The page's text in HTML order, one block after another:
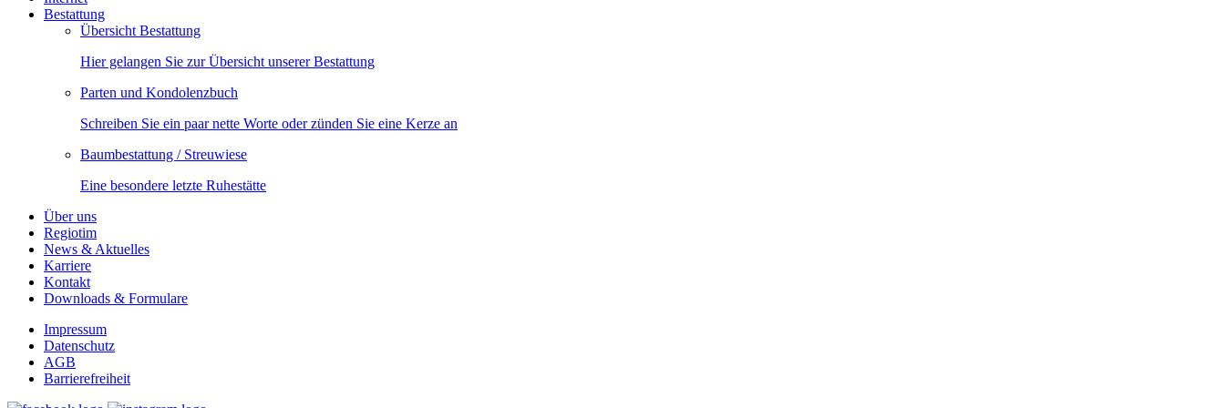
Bestattung
Übersicht Bestattung
Hier gelangen Sie zur Übersicht unserer Bestattung
Parten und Kondolenzbuch
Schreiben Sie ein paar nette Worte oder zünden Sie eine Kerze an
Baumbestattung / Streuwiese
Eine besondere letzte Ruhestätte
Über uns
Regiotim
News & Aktuelles
Karriere
Kontakt
Downloads & Formulare
Impressum
Datenschutz
AGB
Barrierefreiheit